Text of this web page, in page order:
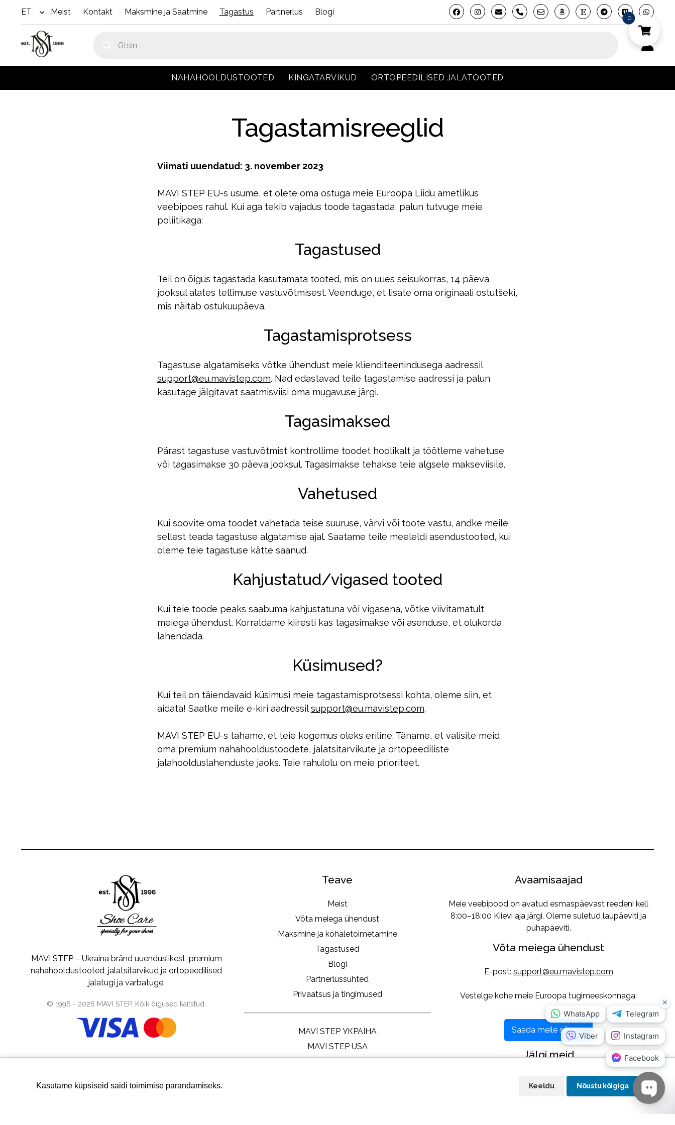
ET
openMeist Kontakt Maksmine ja Saatmine Tagastus Partnerlus Blogi phone
NAHAHOOLDUSTOOTED KINGATARVIKUD ORTOPEEDILISED JALATOOTED
Tagastamisreeglid
Viimati uuendatud: 3. november 2023
MAVI STEP EU-s usume, et olete oma ostuga meie Euroopa Liidu ametlikus
veebipoes rahul. Kui aga tekib vajadus toode tagastada, palun tutvuge meie
poliitikaga:
Tagastused
Teil on õigus tagastada kasutamata tooted, mis on uues seisukorras, 14 päeva
jooksul alates tellimuse vastuvõtmisest. Veenduge, et lisate oma originaali ostutšeki,
mis näitab ostukuupäeva.
Tagastamisprotsess
Tagastuse algatamiseks võtke ühendust meie klienditeenindusega aadressil
support@eu.mavistep.com. Nad edastavad teile tagastamise aadressi ja palun
kasutage jälgitavat saatmisviisi oma mugavuse järgi.
Tagasimaksed
Pärast tagastuse vastuvõtmist kontrollime toodet hoolikalt ja töötleme vahetuse
või tagasimakse 30 päeva jooksul. Tagasimakse tehakse teie algsele makseviisile.
Vahetused
Kui soovite oma toodet vahetada teise suuruse, värvi või toote vastu, andke meile
sellest teada tagastuse algatamise ajal. Saatame teile meeleldi asendustooted, kui
oleme teie tagastuse kätte saanud.
Kahjustatud/vigased tooted
Kui teie toode peaks saabuma kahjustatuna või vigasena, võtke viivitamatult
meiega ühendust. Korraldame kiiresti kas tagasimakse või asenduse, et olukorda
lahendada.
Küsimused?
Kui teil on täiendavaid küsimusi meie tagastamisprotsessi kohta, oleme siin, et
aidata! Saatke meile e-kiri aadressilsupport@eu.mavistep.com.
MAVI STEP EU-s tahame, et teie kogemus oleks eriline. Täname, et valisite meid
oma premium nahahooldustoodete, jalatsitarvikute ja ortopeediliste
jalahoolduslahenduste jaoks. Teie rahulolu on meie prioriteet.
MAVI STEP – Ukraina bränd uuenduslikest, premium
nahahooldustooted, jalatsitarvikud ja ortopeedilised
jalatugi ja varbatuge.
© 1996 - 2026 MAVI STEP. Kõik õigused kaitstud.
Teave
Meist
Võta meiega ühendust
Maksmine ja kohaletoimetamine
Tagastused
Blogi
Partnerlussuhted
Privaatsus ja tingimused
MAVI STEP УКРАЇНА
MAVI STEP USA
Avaamisaajad
Meie veebipood on avatud esmaspäevast reedeni kell
8:00–18:00 Kiievi aja järgi. Oleme suletud laupäeviti ja
pühapäeviti.
Võta meiega ühendust
E-post: support@eu.mavistep.com
Vestelge kohe meie Euroopa tugimeeskonnaga:
Saada meile sõnum
Jälgi meid
Kasutame küpsiseid saidi toimimise parandamiseks. Keeldu Nõustu kõigiga
0